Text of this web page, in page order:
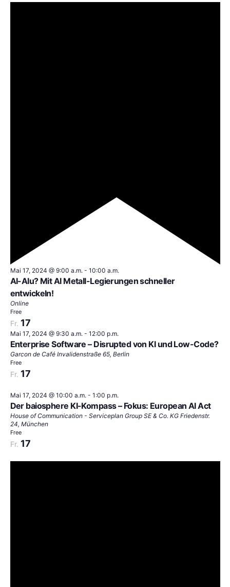
Empfohlen
Mai 17, 2024 @ 9:00 a.m.- 10:00 a.m.
AI-Alu? Mit AI Metall-Legierungen schneller
entwickeln!
Online
Free
Fr. 17
Mai 17, 2024 @ 9:30 a.m.- 12:00 p.m.
Enterprise Software – Disrupted von KI und Low-Code?
Garcon de Café Invalidenstraße 65, Berlin
Free
Fr. 17
Mai 17, 2024 @ 10:00 a.m.- 1:00 p.m.
Der baiosphere KI-Kompass – Fokus: European AI Act
House of Communication - Serviceplan Group SE & Co. KG Friedenstr.
24, München
Free
Fr. 17